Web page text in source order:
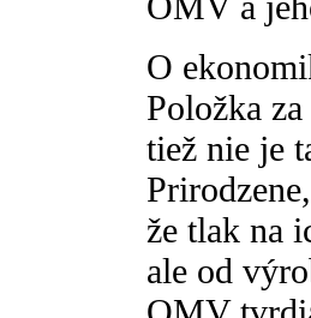
O
Položka
tiež nie je
že tlak na
ale od